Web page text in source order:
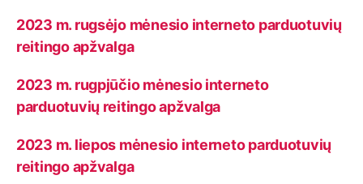
2023 m. rugsėjo mėnesio interneto parduotuvių
reitingo apžvalga
2023 m. rugpjūčio mėnesio interneto
parduotuvių reitingo apžvalga
2023 m. liepos mėnesio interneto parduotuvių
reitingo apžvalga